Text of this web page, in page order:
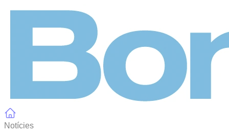
Notícies